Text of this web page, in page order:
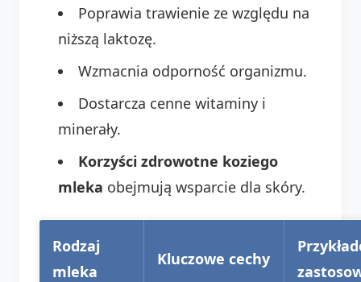
Poprawia trawienie ze względu na
niższą laktozę.
Wzmacnia odporność organizmu.
Dostarcza cenne witaminy i
minerały.
Korzyści zdrowotne koziego
mleka obejmują wsparcie dla skóry.
Rodzaj
mleka
Kluczowe cechy